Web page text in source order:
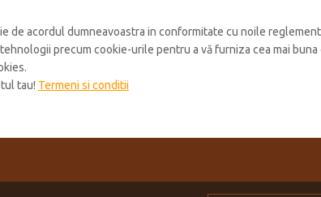
de acordul dumneavoastra in conformitate cu noile
precum cookie-urile pentru a vă furniza cea mai
tau! Termeni si conditii